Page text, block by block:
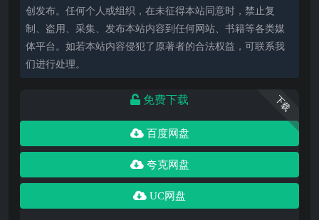
创发布。任何个人或组织，在未征得本站同意时，禁止复
制、盗用、采集、发布本站内容到任何网站、书籍等各类媒
体平台。如若本站内容侵犯了原著者的合法权益，可联系我
们进行处理。
下载
免费下载
百度网盘
夸克网盘
UC网盘